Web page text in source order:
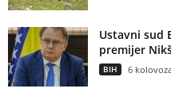
Ustavni sud
premijer
BIH 6